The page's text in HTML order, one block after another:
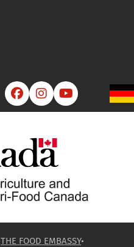
  
THE FOOD EMBASSY•